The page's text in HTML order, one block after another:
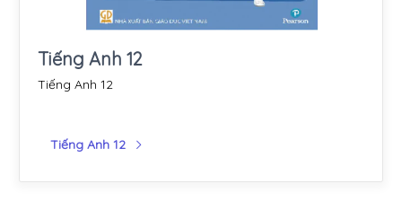
Tiếng Anh 12
Tiếng Anh 12
Tiếng Anh 12